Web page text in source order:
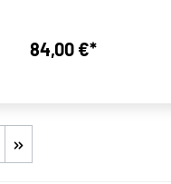
Regulärer Preis:
84,00 €*